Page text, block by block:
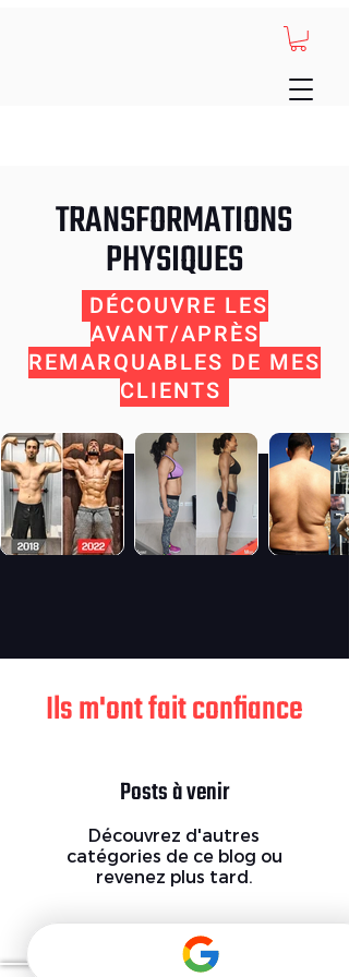
TRANSFORMATIONS
PHYSIQUES
DÉCOUVRE LES
AVANT/APRÈS
REMARQUABLES DE MES
CLIENTS
Ils m'ont fait confiance
Posts à venir
Découvrez d'autres
catégories de ce blog ou
revenez plus tard.